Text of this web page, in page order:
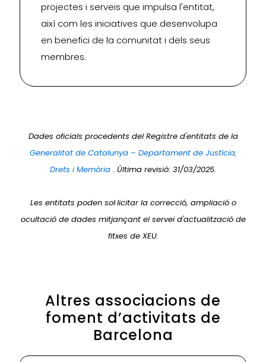
projectes i serveis que impulsa l'entitat,
així com les iniciatives que desenvolupa
en benefici de la comunitat i dels seus
membres.
Dades oficials procedents del Registre d'entitats de la
Generalitat de Catalunya – Departament de Justícia,
Drets i Memòria . Última revisió: 31/03/2025.
Les entitats poden sol·licitar la correcció, ampliació o
ocultació de dades mitjançant el servei d'actualització de
fitxes de XEU.
Altres associacions de
foment d’activitats de
Barcelona